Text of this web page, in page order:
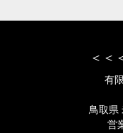
＜＜
有
鳥取県
営